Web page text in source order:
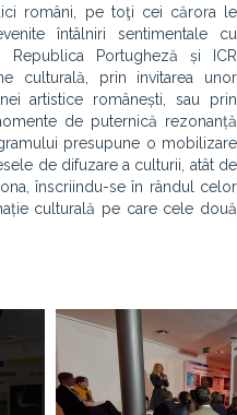
români, pe toţi cei cărora le
întâlniri sentimentale cu
Republica Portugheză și ICR
culturală, prin invitarea unor
artistice românești, sau prin
de puternică rezonanță
presupune o mobilizare
de difuzare a culturii, atât de
înscriindu-se în rândul celor
culturală pe care cele două